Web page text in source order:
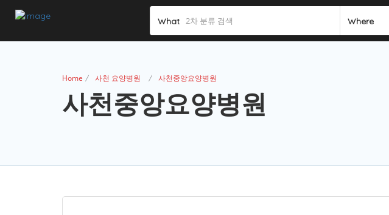
What Where
Home 사천 요양병원 사천중앙요양병원
사천중앙요양병원